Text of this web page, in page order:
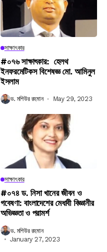
সাক্ষাৎকার
#০৭৬ সাক্ষাৎকার: হেলথ
ইনফরমেটিকস বিশেষজ্ঞ মো. আমিনুল
ইসলাম
ড. মশিউর রহমান May 29, 2023
সাক্ষাৎকার
#০৭৪ ড. নিসা খানের জীবন ও
গবেষণা: বাংলাদেশের মেধাবী বিজ্ঞানীর
অভিজ্ঞতা ও পরামর্শ
ড. মশিউর রহমান
January 27, 2023